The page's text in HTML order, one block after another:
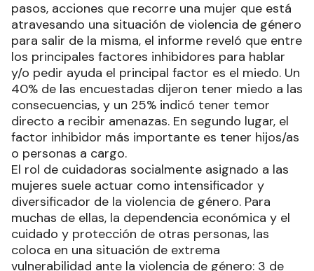
pasos, acciones que recorre una mujer que está
atravesando una situación de violencia de género
para salir de la misma, el informe reveló que entre
los principales factores inhibidores para hablar
y/o pedir ayuda el principal factor es el miedo. Un
40% de las encuestadas dijeron tener miedo a las
consecuencias, y un 25% indicó tener temor
directo a recibir amenazas. En segundo lugar, el
factor inhibidor más importante es tener hijos/as
o personas a cargo.
El rol de cuidadoras socialmente asignado a las
mujeres suele actuar como intensificador y
diversificador de la violencia de género. Para
muchas de ellas, la dependencia económica y el
cuidado y protección de otras personas, las
coloca en una situación de extrema
vulnerabilidad ante la violencia de género: 3 de